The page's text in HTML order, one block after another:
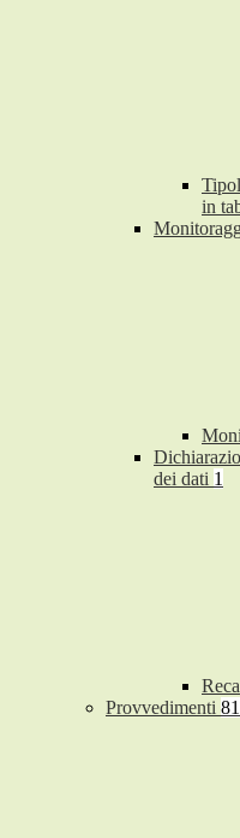
in
dei dati 1
Provvedimenti